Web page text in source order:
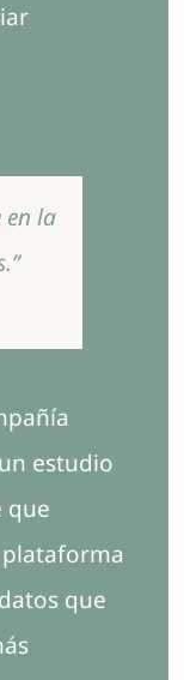
en la
estudio
que
que